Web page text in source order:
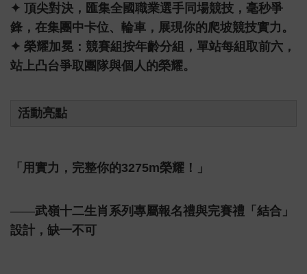
✦ 頂尖對決，匯集全國職業選手同場競技，毫秒爭
鋒，在集團中卡位、輪車，展現你的爬坡競技實力。
✦ 榮耀加冕：競賽組按年齡分組，單站每組取前六，
站上凸台爭取團隊與個人的榮耀。
活動亮點
「用實力，完整你的3275m榮耀！」
——武嶺十二生肖系列專屬報名禮與完賽禮「結合」
設計，缺一不可